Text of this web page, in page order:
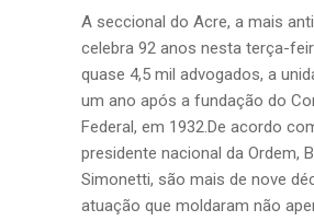
A seccional do Acre, a mais
celebra 92 anos nesta terça-
quase 4,5 mil advogados, a
um ano após a fundação do
Federal, em 1932.De acordo
presidente nacional da Ordem,
Simonetti, são mais de nove
atuação que moldaram não